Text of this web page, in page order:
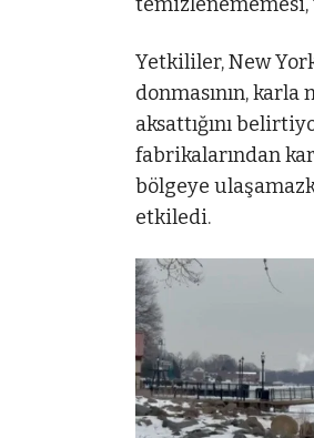
Yetkililer, New
donmasının,
aksattığını
fabrikalarından
bölgeye
etkiledi.